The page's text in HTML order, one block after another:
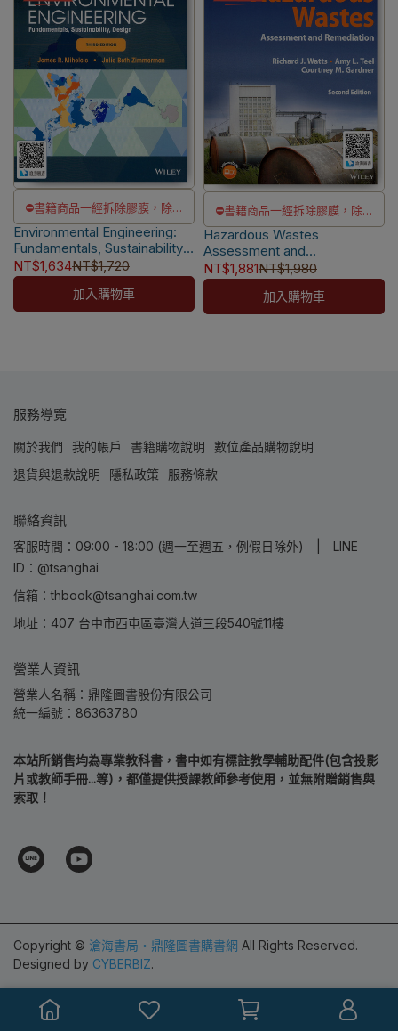
⛔書籍商品一經拆除膠膜，除非
瑕疵換書不提供退貨與退款
✅訂購數量5本以上另有優惠，請
洽LINE客服訂購
Environmental Engineering:
Fundamentals, Sustainability,
Design 3/e [Mihelcic]
9781119604457
NT$1,634NT$1,720
加入購物車
⛔書籍商品一經拆除膠膜，除非
瑕疵換書不提供退貨與退款
✅訂購數量5本以上另有優惠，請
洽LINE客服訂購
本書另售【電子書】
Hazardous Wastes
Assessment and
Remediation 2/e [Watts]
9781119634065
NT$1,881NT$1,980
加入購物車
服務導覽
關於我們 我的帳戶 書籍購物說明
數位產品購物說明
退貨與退款說明
隱私政策 服務條款
聯絡資訊
客服時間：09:00 - 18:00 (週一至週五，例假日除外) | LINE
ID：@tsanghai
信箱：thbook@tsanghai.com.tw
地址：407 台中市西屯區臺灣大道三段540號11樓
營業人資訊
營業人名稱：鼎隆圖書股份有限公司
統一編號：86363780
本站所銷售均為專業教科書，書中如有標註教學輔助配件(包含投影
片或教師手冊...等)，都僅提供授課教師參考使用，並無附贈銷售與
索取！
Copyright © 滄海書局‧鼎隆圖書購書網 All Rights Reserved.
Designed by CYBERBIZ.